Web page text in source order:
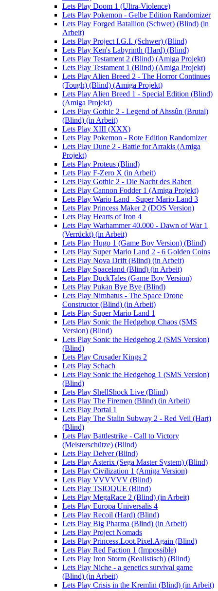
Lets Play Doom 1 (Ultra-Violence)
Lets Play Pokemon - Gelbe Edition Randomizer
Lets Play Forged Batallion (Schwer) (Blind) (in
Arbeit)
Lets Play Project I.G.I. (Schwer) (Blind)
Lets Play Ken's Labyrinth (Hard) (Blind)
Lets Play Testament 2 (Blind) (Amiga Projekt)
Lets Play Testament 1 (Blind) (Amiga Projekt)
Lets Play Alien Breed 2 - The Horror Continues
(Tough) (Blind) (Amiga Projekt)
Lets Play Alien Breed 1 - Special Edition (Blind)
(Amiga Projekt)
Lets Play Gothic 2 - Legend of Ahssûn (Brutal)
(Blind) (in Arbeit)
Lets Play XIII (XXX)
Lets Play Pokemon - Rote Edition Randomizer
Lets Play Dune 2 - Battle for Arrakis (Amiga
Projekt)
Lets Play Proteus (Blind)
Lets Play F-Zero X (in Arbeit)
Lets Play Gothic 2 - Die Nacht des Raben
Lets Play Cannon Fodder 1 (Amiga Projekt)
Lets Play Wario Land - Super Mario Land 3
Lets Play Princess Maker 2 (DOS Version)
Lets Play Hearts of Iron 4
Lets Play Warhammer 40.000 - Dawn of War 1
(Verrückt) (in Arbeit)
Lets Play Hugo 1 (Game Boy Version) (Blind)
Lets Play Super Mario Land 2 - 6 Golden Coins
Lets Play Nova Drift (Blind) (in Arbeit)
Lets Play Spaceland (Blind) (in Arbeit)
Lets Play DuckTales (Game Boy Version)
Lets Play Pukan Bye Bye (Blind)
Lets Play Nimbatus - The Space Drone
Constructor (Blind) (in Arbeit)
Lets Play Super Mario Land 1
Lets Play Sonic the Hedgehog Chaos (SMS
Version) (Blind)
Lets Play Sonic the Hedgehog 2 (SMS Version)
(Blind)
Lets Play Crusader Kings 2
Lets Play Schach
Lets Play Sonic the Hedgehog 1 (SMS Version)
(Blind)
Lets Play ShellShock Live (Blind)
Lets Play The Firemen (Blind) (in Arbeit)
Lets Play Portal 1
Lets Play The Stalin Subway 2 - Red Veil (Hart)
(Blind)
Lets Play Battlestrike - Call to Victory
(Meisterschütze) (Blind)
Lets Play Delver (Blind)
Lets Play Asterix (Sega Master System) (Blind)
Lets Play Civilization 1 (Amiga Version)
Lets Play VVVVVV (Blind)
Lets Play TSIOQUE (Blind)
Lets Play MegaRace 2 (Blind) (in Arbeit)
Lets Play Europa Universalis 4
Lets Play Recoil (Hard) (Blind)
Lets Play Big Pharma (Blind) (in Arbeit)
Lets Play Project Nomads
Lets Play Princess.Loot.Pixel.Again (Blind)
Lets Play Red Faction 1 (Impossible)
Lets Play Iron Storm (Realistisch) (Blind)
Lets Play Niche - a genetics survival game
(Blind) (in Arbeit)
Lets Play Crisis in the Kremlin (Blind) (in Arbeit)